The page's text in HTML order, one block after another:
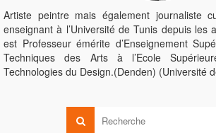
Artiste peintre mais également journaliste
enseignant à l’Université de Tunis depuis les
est Professeur émérite d’Enseignement
Techniques des Arts à l’Ecole
Technologies du Design.(Denden) (Université